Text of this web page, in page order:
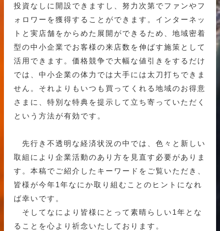
投資なしに開設できますし、努力次第でファンやフ
ォロワーを獲得することができます。インターネッ
トと実店舗をからめた展開ができるため、地域密着
型の中小企業でお客様の来店数を伸ばす施策として
活用できます。価格競争で大幅な値引きをするだけ
では、中小企業の体力では大手には太刀打ちできま
せん。それよりもいつも買ってくれる地域のお得意
さまに、特別な特典を提示して立ち寄っていただく
という方法が有効です。
先行き不透明な経済状況の中では、色々と新しい
取組により企業活動のあり方を見直す必要がありま
す。本稿でご紹介したキーワードをご覧いただき、
皆様が今年1年なにか取り組むことのヒントになれ
ば幸いです。
そしてなにより皆様にとって素晴らしい1年とな
ることを心より祈念いたしております。